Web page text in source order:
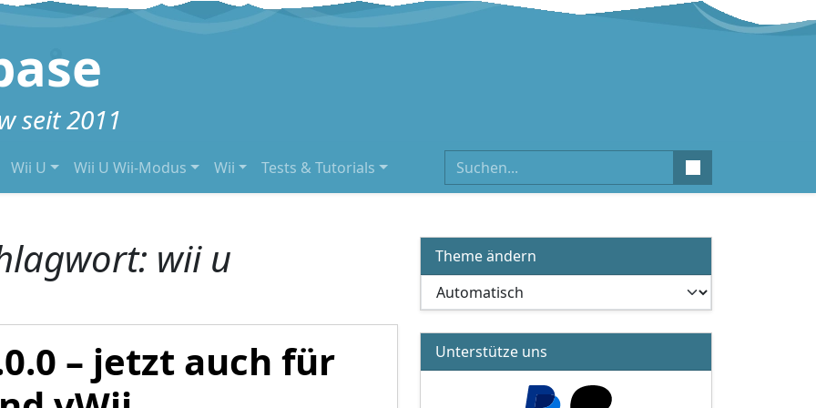
seit 2011
Wii U Wii U Wii-Modus Wii Tests & Tutorials Suchen
wii u
– jetzt auch für
Theme ändern
Unterstütze uns